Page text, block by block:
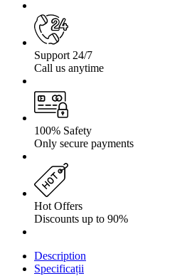
Support 24/7
Call us anytime
100% Safety
Only secure payments
Hot Offers
Discounts up to 90%
Description
Specificații